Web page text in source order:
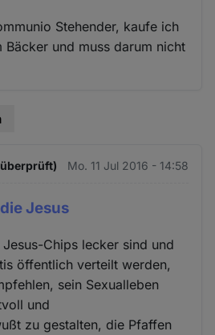
Stehender, kaufe ich
Bäcker und muss darum nicht
Mo. 11 Jul 2016 - 14:58
Jesus
Chips lecker sind und
öffentlich verteilt werden,
sein Sexualleben
und
zu gestalten, die Pfaffen